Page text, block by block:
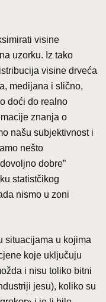
visine
uzorku. Iz tako
visine drveća
medijana i slično,
doći do realno
znanja o
našu subjektivnost i
nešto
dobre”
statistčikog
nismo u zoni
situacijama u kojima
koje uključuju
i nisu toliko bitni
jesu), koliko su